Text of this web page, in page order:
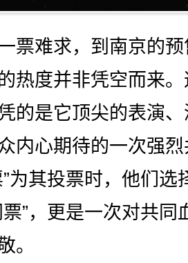
难求，到南京的预
热度并非凭空而来
的是它顶尖的表演
内心期待的一次强
为其投票时，他们选
”，更是一次对共同
。